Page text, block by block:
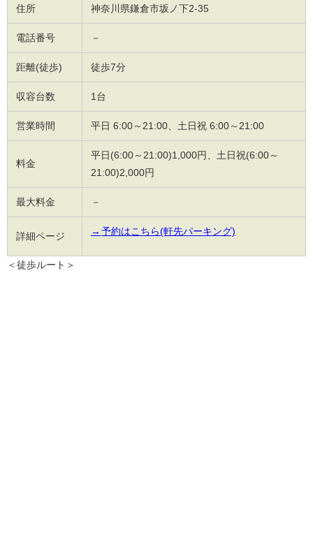
住所 神奈川県鎌倉市坂ノ下2-35
電話番号 －
距離(徒歩) 徒歩7分
収容台数 1台
営業時間 平日 6:00～21:00、土日祝 6:00～21:00
料金
平日(6:00～21:00)1,000円、土日祝(6:00～
21:00)2,000円
最大料金 －
詳細ページ → 予約はこちら(軒先パーキング)
＜徒歩ルート＞